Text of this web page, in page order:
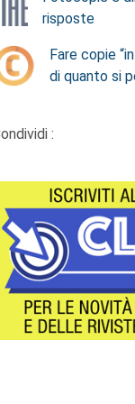
risposte
Fare copie
di quanto si
: